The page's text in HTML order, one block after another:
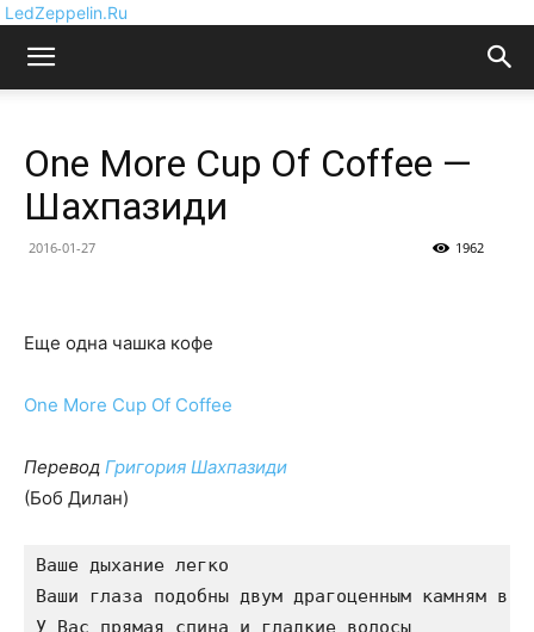
LedZeppelin.Ru
One More Cup Of Coffee —
Шахпазиди
2016-01-27 1962
Еще одна чашка кофе
One More Cup Of Coffee
Перевод Григория Шахпазиди
(Боб Дилан)
Ваше дыхание легко
Ваши глаза подобны двум драгоценным камням в
У Вас прямая спина и гладкие волосы